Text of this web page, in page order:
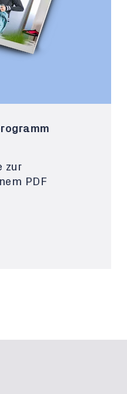
zur
PDF